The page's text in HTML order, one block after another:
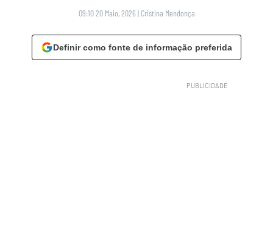
09:10 20 Maio, 2026 | Cristina Mendonça
Definir como fonte de informação preferida